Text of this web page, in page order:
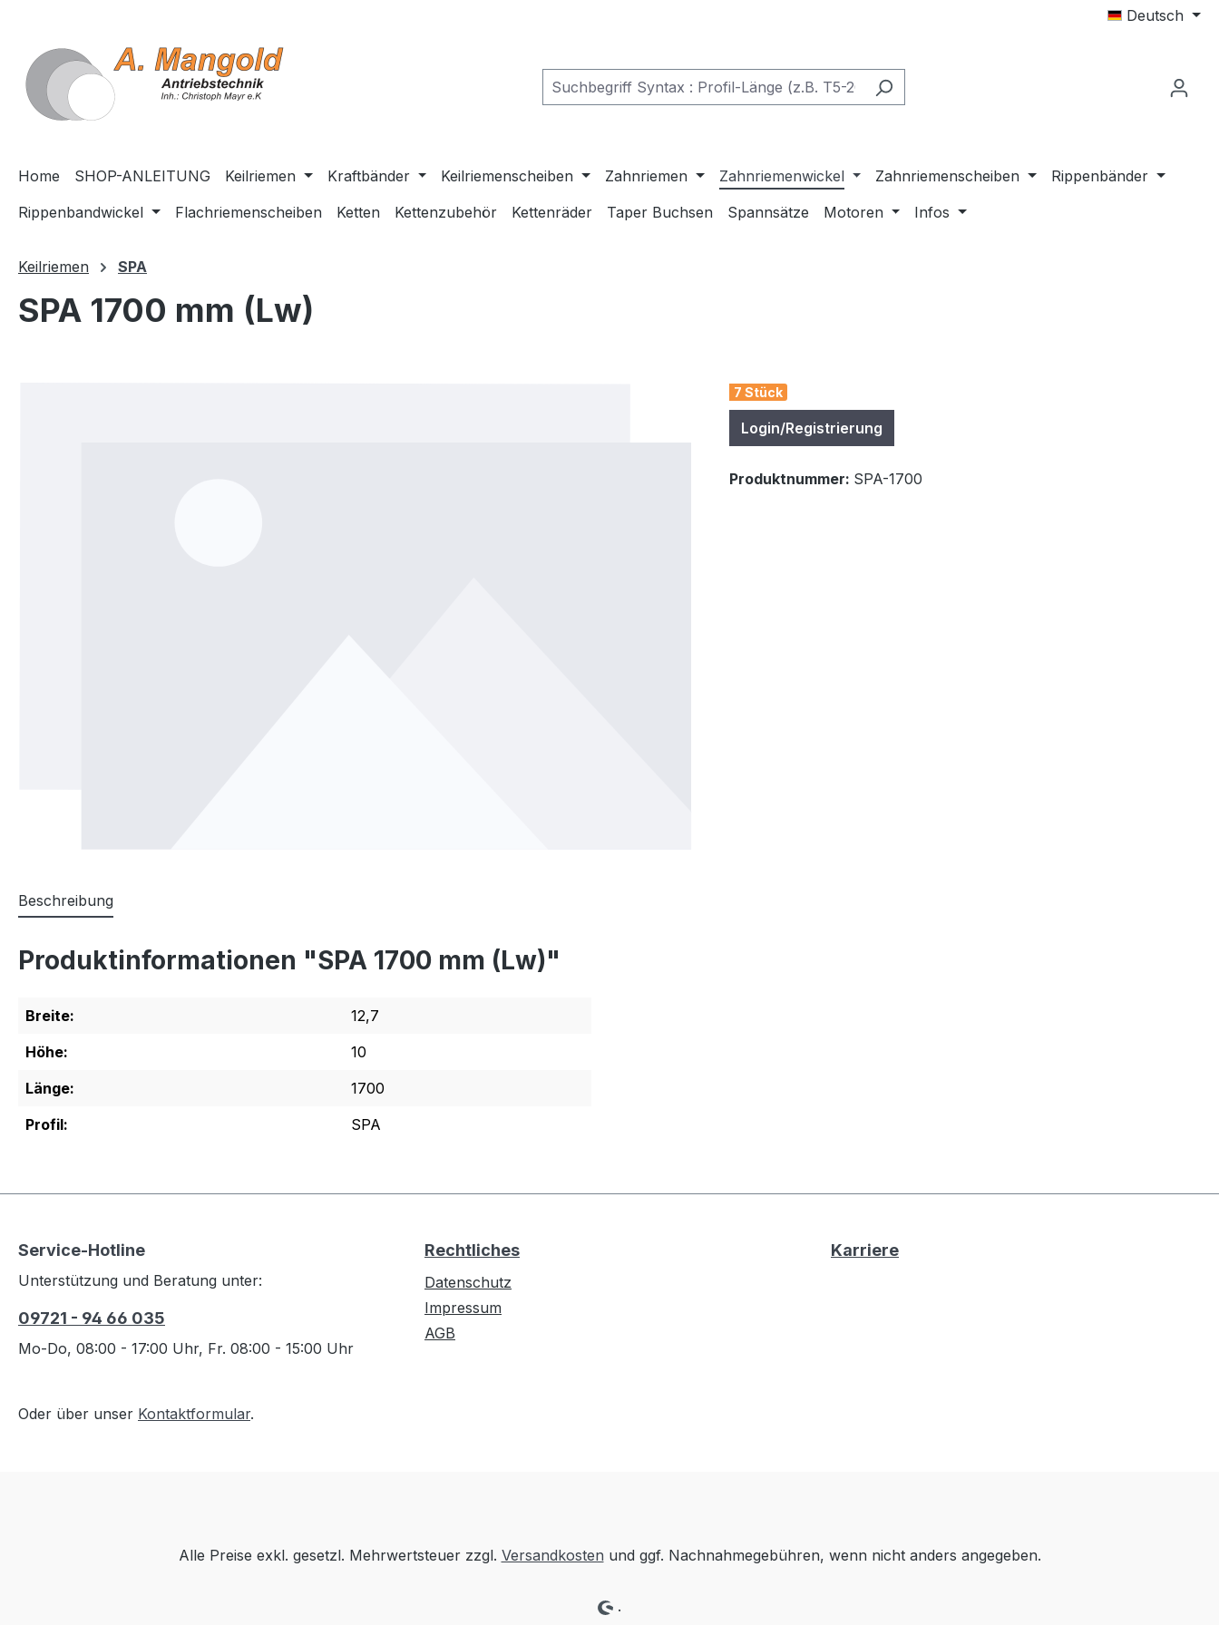
Deutsch
Home SHOP-ANLEITUNG Keilriemen Kraftbänder Keilriemenscheiben Zahnriemen Zahnriemenwickel Zahnriemenscheiben
Rippenbänder
Rippenbandwickel
Flachriemenscheiben Ketten Kettenzubehör Kettenräder Taper Buchsen Spannsätze Motoren Infos
Keilriemen SPA
SPA 1700 mm (Lw)
7 Stück
Login/Registrierung
Produktnummer: SPA-1700
Beschreibung
Produktinformationen "SPA 1700 mm (Lw)"
Breite:
12,7
Höhe:
10
Länge:
1700
Profil:
SPA
Service-Hotline
Unterstützung und Beratung unter:
09721 - 94 66 035
Mo-Do, 08:00 - 17:00 Uhr, Fr. 08:00 - 15:00 Uhr
Oder über unser Kontaktformular.
Rechtliches
Datenschutz
Impressum
AGB
Karriere
Alle Preise exkl. gesetzl. Mehrwertsteuer zzgl. Versandkosten und ggf. Nachnahmegebühren, wenn nicht anders angegeben.
.